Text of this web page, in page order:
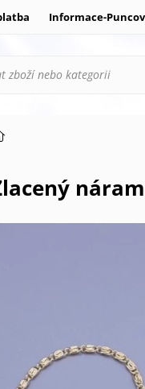
Informace-
Zlacený